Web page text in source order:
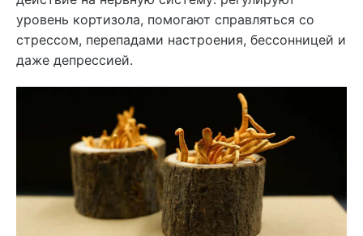
уровень кортизола, помогают справляться со
стрессом, перепадами настроения, бессонницей и
даже депрессией.